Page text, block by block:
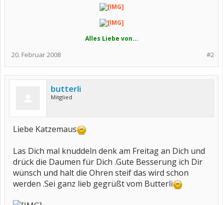
Alles Liebe von...
#2
20. Februar 2008
butterli
Mitglied
Liebe Katzemaus
Las Dich mal knuddeln denk am Freitag an Dich und
drück die Daumen für Dich .Gute Besserung ich Dir
wünsch und halt die Ohren steif das wird schon
werden .Sei ganz lieb gegrüßt vom Butterli